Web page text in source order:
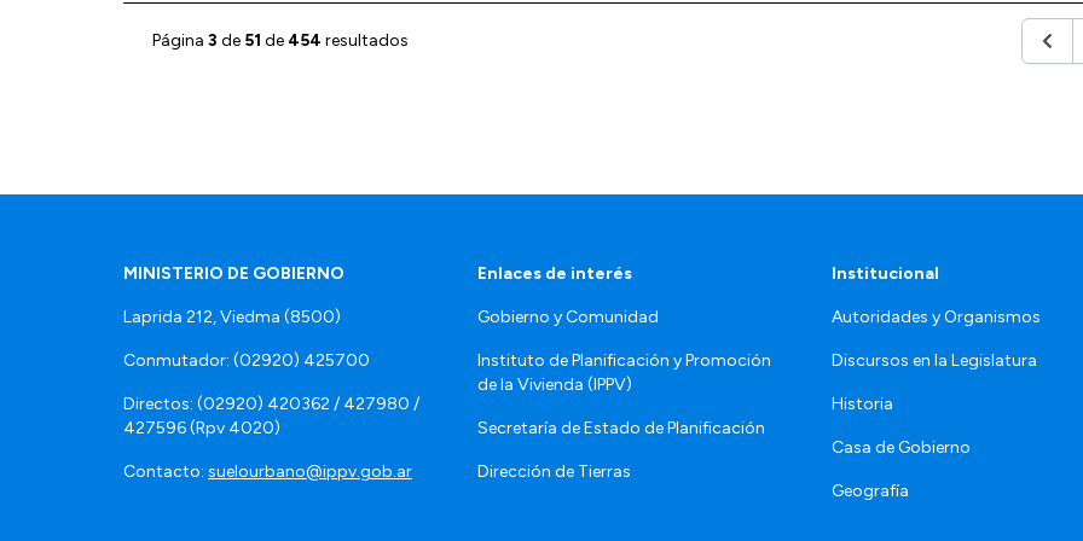
Página 3 de 51 de 454 resultados
MINISTERIO DE GOBIERNO
Laprida 212, Viedma (8500)
Conmutador: (02920) 425700
Directos: (02920) 420362 / 427980 /
427596 (Rpv 4020)
Contacto: suelourbano@ippv.gob.ar
Enlaces de interés
Gobierno y Comunidad
Instituto de Planificación y Promoción
de la Vivienda (IPPV)
Secretaría de Estado de Planificación
Dirección de Tierras
Institucional
Autoridades y Organismos
Discursos en la Legislatura
Historia
Casa de Gobierno
Geografía